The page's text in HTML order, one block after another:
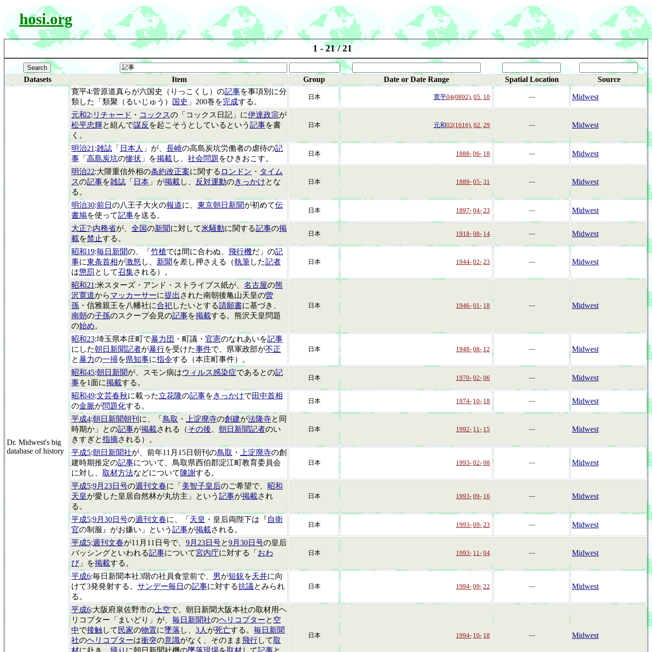
hosi.org
1 - 21 / 21
Datasets Item Group Date or Date Range Spatial Location Source
Dr. Midwest's big
database of history
寛平4:菅原道真らが六国史（りっこくし）の記事を事項別に分
類した「類聚（るいじゅう）
国史 」200巻を完成する。
日本 寛平04(0892). 05. 10 ― Midwest
元和2: リチャード ・ コックスの「コックス日記」に伊達政宗が
松平忠輝と組んで謀反 を起こそうとしているという 記事を書
く。
日本 元和02(1616). 02. 29 ― Midwest
明治21 :雑誌 「 日本人 」が、 長崎の高島炭坑労働者の虐待の記
事 「 高島炭坑の惨状 」を掲載し、 社会問題 をひきおこす。
日本 1888- 06- 18 ― Midwest
明治22:大隈重信外相の条約改正案に関する ロンドン ・ タイム
スの記事を雑誌 「 日本 」が掲載し、 反対運動のきっかけとな
る。
日本 1889- 05- 31 ― Midwest
明治30:前日 の八王子大火の報道に、 東京朝日新聞が初めて伝
書鳩を使って記事を送る。
日本 1897- 04- 23 ― Midwest
大正7:内務省が、 全国の新聞に対して米騒動に関する記事の掲
載を禁止する。
日本 1918- 08- 14 ― Midwest
昭和19:毎日新聞の、「 竹槍では間に合わぬ、 飛行機だ」の記
事に東条首相が激怒 し、 新聞 を差し押さえる（執筆した記者
は懲罰 として召集される）。
日本 1944- 02- 23 ― Midwest
昭和21 :米スターズ・アンド・ストライブス紙が、 名古屋の熊
沢寛道からマッカーサーに提出 された南朝後亀山天皇の曽
孫 ・信雅親王を八幡社に合祀したいとする請願書に基づき、
南朝の子孫のスクープ会見の記事を掲載する。熊沢天皇問題
の始め。
日本 1946- 01- 18 ― Midwest
昭和23:埼玉県本庄町で暴力団 ・町議・ 官憲のなれあいを記事
にした朝日新聞記者が暴行を受けた事件で、県軍政部が不正
と暴力の一掃を県知事に指令する（本庄町事件）。
日本 1948- 08- 12 ― Midwest
昭和45:朝日新聞が、スモン病はウィルス感染症であるとの記
事を1面に掲載する。
日本 1970- 02- 06 ― Midwest
昭和49:文芸春秋に載った立花隆の記事をきっかけで田中首相
の金脈が問題化する。
日本 1974- 10- 18 ― Midwest
平成4:朝日新聞朝刊 に、「 鳥取 ・ 上淀廃寺の創建が法隆寺と同
時期か」との記事が掲載される（その後 朝日新聞記者のい
きすぎと指摘される）。
日本 1992- 11- 15 ― Midwest
平成5:朝日新聞社が、前年11月15日朝刊の鳥取 ・ 上淀廃寺の創
建時期推定の記事について、鳥取県西伯郡淀江町教育委員会
に対し、 取材方法などについて 陳謝する。
日本 1993- 02- 08 ― Midwest
平成5:9月23日号の週刊文春に「 美智子皇后のご希望で、 昭和
天皇が愛した皇居自然林が丸坊主」という 記事が掲載され
る。
日本 1993- 09- 16 ― Midwest
平成5:9月30日号の週刊文春に、「 天皇 ・皇后両陛下は『自衛
官の制服』がお嫌い」という 記事が掲載される。
日本 1993- 09- 23 ― Midwest
平成5:週刊文春が11月11日号で、 9月23日号と9月30日号の皇后
バッシングといわれる記事について宮内庁に対する「 おわ
び」を掲載する。
日本 1993- 11- 04 ― Midwest
平成6:毎日新聞本社3階の社員食堂前で、 男が短銃を天井に向
けて3発発射する。 サンデー毎日 の記事に対する抗議とみられ
る。
日本 1994- 09- 22 ― Midwest
平成6:大阪府泉佐野市の 上空で、朝日新聞大阪本社の取材用ヘ
リコプター「まいどり」が、 毎日新聞社のヘリコプターと 空
中で接触 して 民家の物置に墜落 し、 3人 が死亡する。 毎日新聞
社のヘリコプターは衝突の意識がなく、そのまま 飛行して取
材に赴き、 帰り に朝日新聞社機の墜落現場を取材して記事と
日本 1994- 10- 18 ― Midwest